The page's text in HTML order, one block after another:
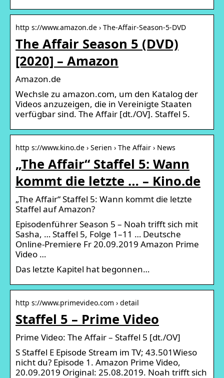
http s://www.amazon.de › The-Affair-Season-5-DVD
The Affair Season 5 (DVD)
[2020] – Amazon
Amazon.de
Wechsle zu amazon.com, um den Katalog der
Videos anzuzeigen, die in Vereinigte Staaten
verfügbar sind. The Affair [dt./OV]. Staffel 5.
http s://www.kino.de › Serien › The Affair › News
„The Affair“ Staffel 5: Wann
kommt die letzte … – Kino.de
„The Affair“ Staffel 5: Wann kommt die letzte
Staffel auf Amazon?
Episodenführer Season 5 – Noah trifft sich mit
Sasha, … Staffel 5, Folge 1–11 … Deutsche
Online-Premiere Fr 20.09.2019 Amazon Prime
Video …
Das letzte Kapitel hat begonnen…
http s://www.primevideo.com › detail
Staffel 5 – Prime Video
Prime Video: The Affair – Staffel 5 [dt./OV]
S Staffel E Episode Stream im TV; 43.501Wieso
nicht du? Episode 1. Amazon Prime Video,
20.09.2019 Original: 25.08.2019. Noah trifft sich